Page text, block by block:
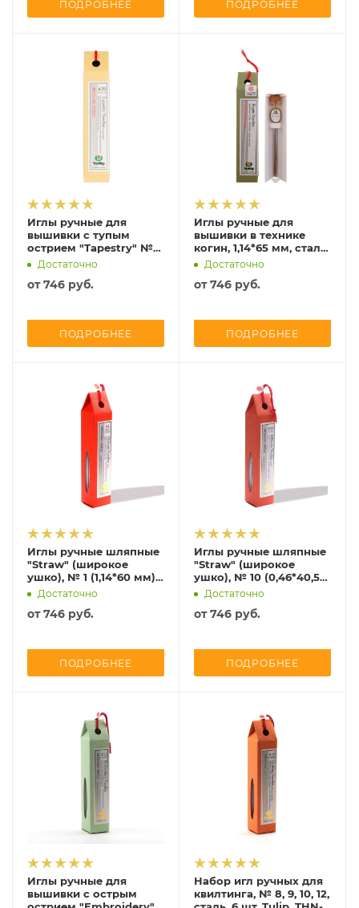
ПОДРОБНЕЕ ПОДРОБНЕЕ
Иглы ручные для
вышивки с тупым
острием "Tapestry" №
20 (1,07*45,5мм), сталь,
6 шт, Tulip, THN-105e
Достаточно
от746 руб.
ПОДРОБНЕЕ
Иглы ручные для
вышивки в технике
когин, 1,14*65 мм, сталь,
4 шт, Tulip, THN-101e
Достаточно
от746 руб.
ПОДРОБНЕЕ
Иглы ручные шляпные
"Straw" (широкое
ушко), № 1 (1,14*60 мм),
сталь, 4 шт, Tulip, THN-
099e
Достаточно
от746 руб.
ПОДРОБНЕЕ
Иглы ручные шляпные
"Straw" (широкое
ушко), № 10 (0,46*40,5
мм), сталь, 6 шт, Tulip,
THN-093e
Достаточно
от746 руб.
ПОДРОБНЕЕ
Иглы ручные для
вышивки с острым
Набор игл ручных для
квилтинга, № 8, 9, 10, 12,